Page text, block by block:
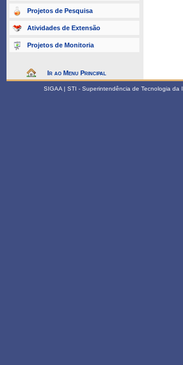
Projetos de Pesquisa
Atividades de Extensão
Projetos de Monitoria
Ir ao Menu Principal
SIGAA | STI - Superintendência de Tecnologia